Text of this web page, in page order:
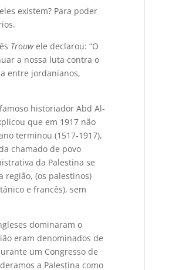
existem? Para poder
Trouwele declarou: “O
a nossa luta contra o
entre jordanianos,
historiador Abd Al-
que em 1917 não
terminou (1517-1917),
chamado de povo
da Palestina se
região, (os palestinos)
e francês), sem
dominaram o
eram denominados de
um Congresso de
a Palestina como